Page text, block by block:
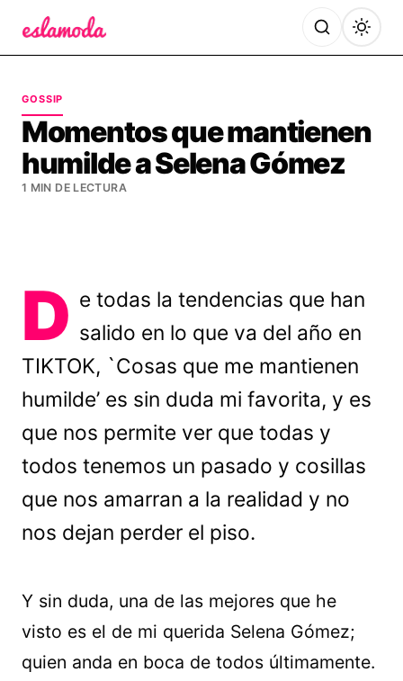
GOSSIP
Momentos que mantienen
humilde a Selena Gómez
1 MIN DE LECTURA
D e todas la tendencias que han
salido en lo que va del año en
TIKTOK, `Cosas que me mantienen
humilde’ es sin duda mi favorita, y es
que nos permite ver que todas y
todos tenemos un pasado y cosillas
que nos amarran a la realidad y no
nos dejan perder el piso.
Y sin duda, una de las mejores que he
visto es el de mi querida Selena Gómez;
quien anda en boca de todos últimamente.